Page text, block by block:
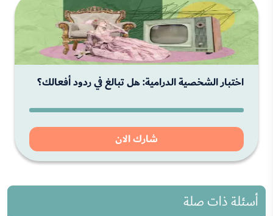
اختبار الشخصية الدرامية: هل تبالغ في ردود أفعالك؟
شارك الان
أسئلة ذات صلة